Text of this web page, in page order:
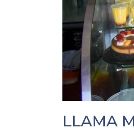
LLAMA